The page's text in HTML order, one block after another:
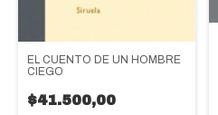
EL CUENTO DE UN HOMBRE
CIEGO
$41.500,00